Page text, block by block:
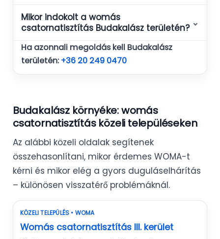
Mikor indokolt a womás
csatornatisztítás Budakalász területén? ⌄
Ha azonnali megoldás kell Budakalász
területén: +36 20 249 0470
Budakalász környéke: womás
csatornatisztítás közeli településeken
Az alábbi közeli oldalak segítenek
összehasonlítani, mikor érdemes WOMA-t
kérni és mikor elég a gyors duguláselhárítás
– különösen visszatérő problémáknál.
KÖZELI TELEPÜLÉS • WOMA
Womás csatornatisztítás III. kerület